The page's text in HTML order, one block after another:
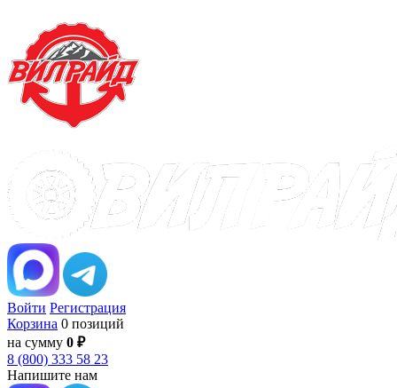
Войти Регистрация
Корзина 0 позиций
на сумму 0 ₽
8 (800) 333 58 23
Напишите нам